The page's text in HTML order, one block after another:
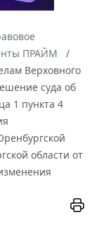
ПРАЙМ
Верховного
суда об
1 пункта 4
области от